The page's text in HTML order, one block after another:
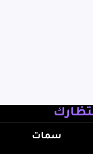
سمات